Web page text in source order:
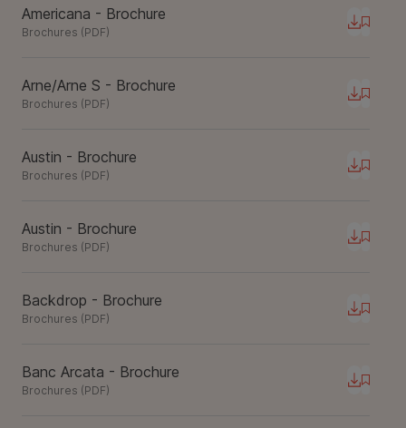
Americana - Brochure
Brochures (PDF)
Arne/Arne S - Brochure
Brochures (PDF)
Austin - Brochure
Brochures (PDF)
Austin - Brochure
Brochures (PDF)
Backdrop - Brochure
Brochures (PDF)
Banc Arcata - Brochure
Brochures (PDF)